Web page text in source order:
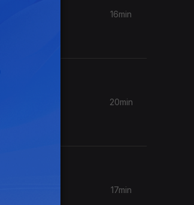
16min
20min
17min